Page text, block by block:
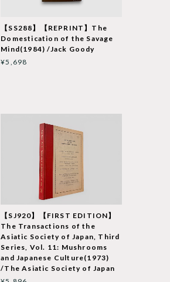
【SS288】【REPRINT】The
Domestication of the Savage
Mind(1984) /Jack Goody
¥5,698
【SJ920】【FIRST EDITION】
The Transactions of the
Asiatic Society of Japan, Third
Series, Vol. 11: Mushrooms
and Japanese Culture(1973)
/The Asiatic Society of Japan